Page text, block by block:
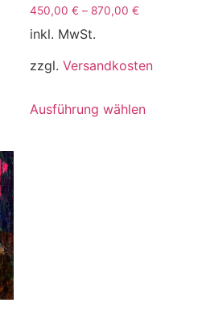
450,00 € – 870,00 €
inkl. MwSt.
zzgl. Versandkosten
Ausführung wählen